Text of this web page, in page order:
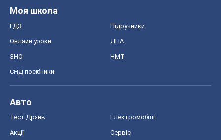
Моя школа
ГДЗ Підручники
Онлайн уроки ДПА
ЗНО НМТ
СНД посібники
Авто
Тест Драйв Електромобілі
Акції Сервіс